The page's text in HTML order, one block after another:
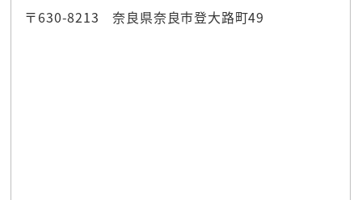
〒630-8213 奈良県奈良市登大路町49